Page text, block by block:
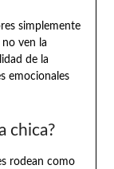
simplemente
ven la
de la
emocionales
chica?
rodean como